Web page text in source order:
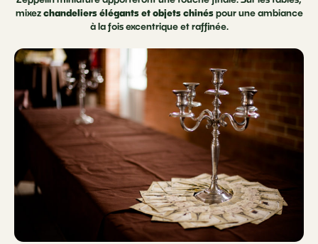
mixezchandeliers élégants et objets chinéspour une ambiance
à la fois excentrique et raffinée.